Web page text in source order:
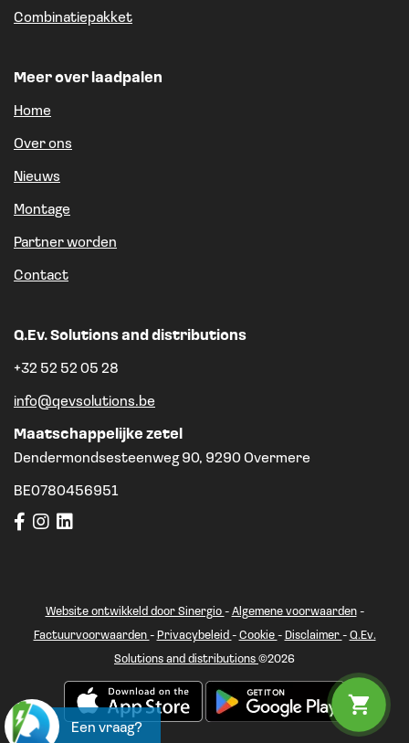
Combinatiepakket
Meer over laadpalen
Home
Over ons
Nieuws
Montage
Partner worden
Contact
Q.Ev. Solutions and distributions
+32 52 52 05 28
info@qevsolutions.be
Maatschappelijke zetel
Dendermondsesteenweg 90, 9290 Overmere
BE0780456951
Website ontwikkeld door Sinergio - Algemene voorwaarden-
Factuurvoorwaarden - Privacybeleid - Cookie - Disclaimer - Q.Ev.
Solutions and distributions ©2026
Een vraag?